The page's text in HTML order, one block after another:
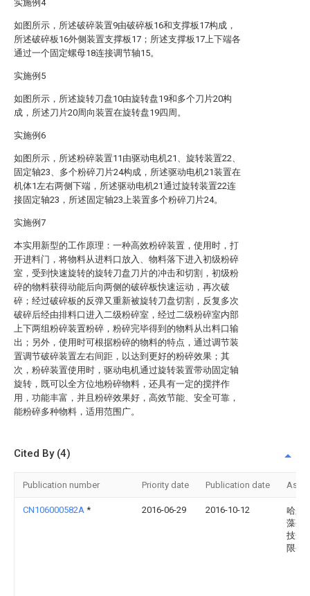
实施例4
如图所示，所述破碎装置9由破碎板16和支撑板17构成，
所述破碎板16外侧装置支撑板17；所述支撑板17上下端各
通过一个固定螺母18连接调节轴15。
实施例5
如图所示，所述旋转刀盘10由旋转盘19和多个刀片20构
成，所述刀片20周向装置在旋转盘19四周。
实施例6
如图所示，所述粉碎装置11由驱动电机21、旋转装置22、
固定轴23、多个粉碎刀片24构成，所述驱动电机21装置在
机体1左右两侧下端，所述驱动电机21通过旋转装置22连
接固定轴23，所述固定轴23上装置多个粉碎刀片24。
实施例7
本实用新型的工作原理：一种高效粉碎装置，使用时，打
开进料门，将物料从进料口放入、物料落下进入初级粉碎
室，受到快速旋转的旋转刀盘刀片的冲击和切割，初级粉
碎的物料获得动能后向两侧的破碎板快速运动，再次破
碎；经过破碎板的反弹又重新被旋转刀盘切割，反复多次
破碎后经由排料口进入二级粉碎室，经过二级粉碎室内部
上下两组粉碎装置粉碎，粉碎完毕得到的物料从出料口输
出；另外，使用时可根据粉碎的物料的特点，通过调节装
置调节破碎装置左右间距，以达到更好的粉碎效果；其
次，粉碎装置使用时，驱动电机通过旋转装置带动固定轴
旋转，既可以全方位地粉碎物料，还具有一定的搅拌作
用，功能丰富，并且粉碎效果好，高效节能、安全可靠，
能粉碎多种物料，适用范围广。
Cited By (4)
Publication number Priority date Publication date
CN106000582A * 2016-06-29 2016-10-12
哈尔
藻生
技开
限公